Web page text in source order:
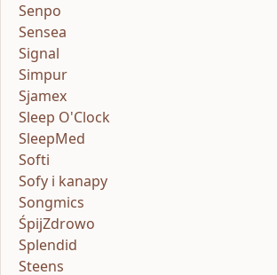
Senpo
Sensea
Signal
Simpur
Sjamex
Sleep O'Clock
SleepMed
Softi
Sofy i kanapy
Songmics
ŚpijZdrowo
Splendid
Steens